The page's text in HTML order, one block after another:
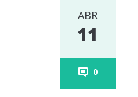
ABR
11
0